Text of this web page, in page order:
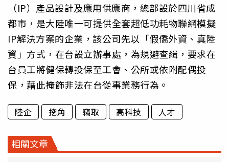
（IP）產品設計及應用供應商，總部設於四川省成
都市，是大陸唯一可提供全套超低功耗物聯網模擬
IP解決方案的企業，該公司先以「假僑外資、真陸
資」方式，在台設立辦事處，為規避查緝，要求在
台員工將健保轉投保至工會、公所或依附配偶投
保，藉此掩飾非法在台從事業務行為。
陸企 挖角 竊取 高科技 人才
相關文章